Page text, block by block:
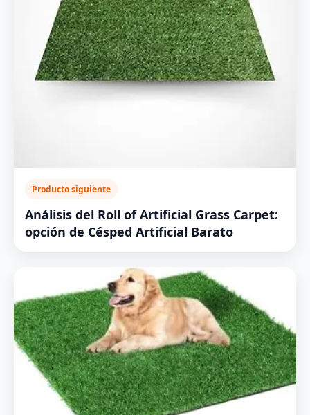
Producto siguiente
Análisis del Roll of Artificial Grass Carpet:
opción de Césped Artificial Barato